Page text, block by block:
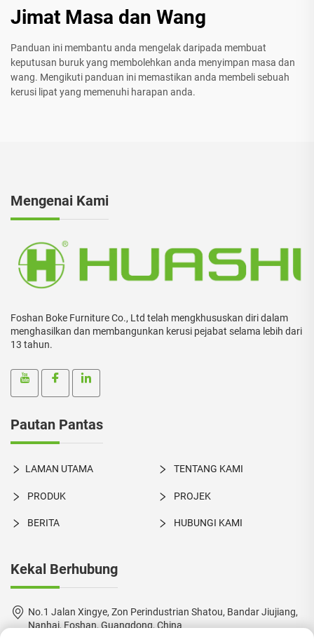
Jimat Masa dan Wang
Panduan ini membantu anda mengelak daripada membuat
keputusan buruk yang membolehkan anda menyimpan masa dan
wang. Mengikuti panduan ini memastikan anda membeli sebuah
kerusi lipat yang memenuhi harapan anda.
Mengenai Kami
Foshan Boke Furniture Co., Ltd telah mengkhususkan diri dalam
menghasilkan dan membangunkan kerusi pejabat selama lebih dari
13 tahun.
Pautan Pantas
LAMAN UTAMA TENTANG KAMI
PRODUK PROJEK
BERITA HUBUNGI KAMI
Kekal Berhubung
No.1 Jalan Xingye, Zon Perindustrian Shatou, Bandar Jiujiang,
Nanhai, Foshan, Guangdong, China